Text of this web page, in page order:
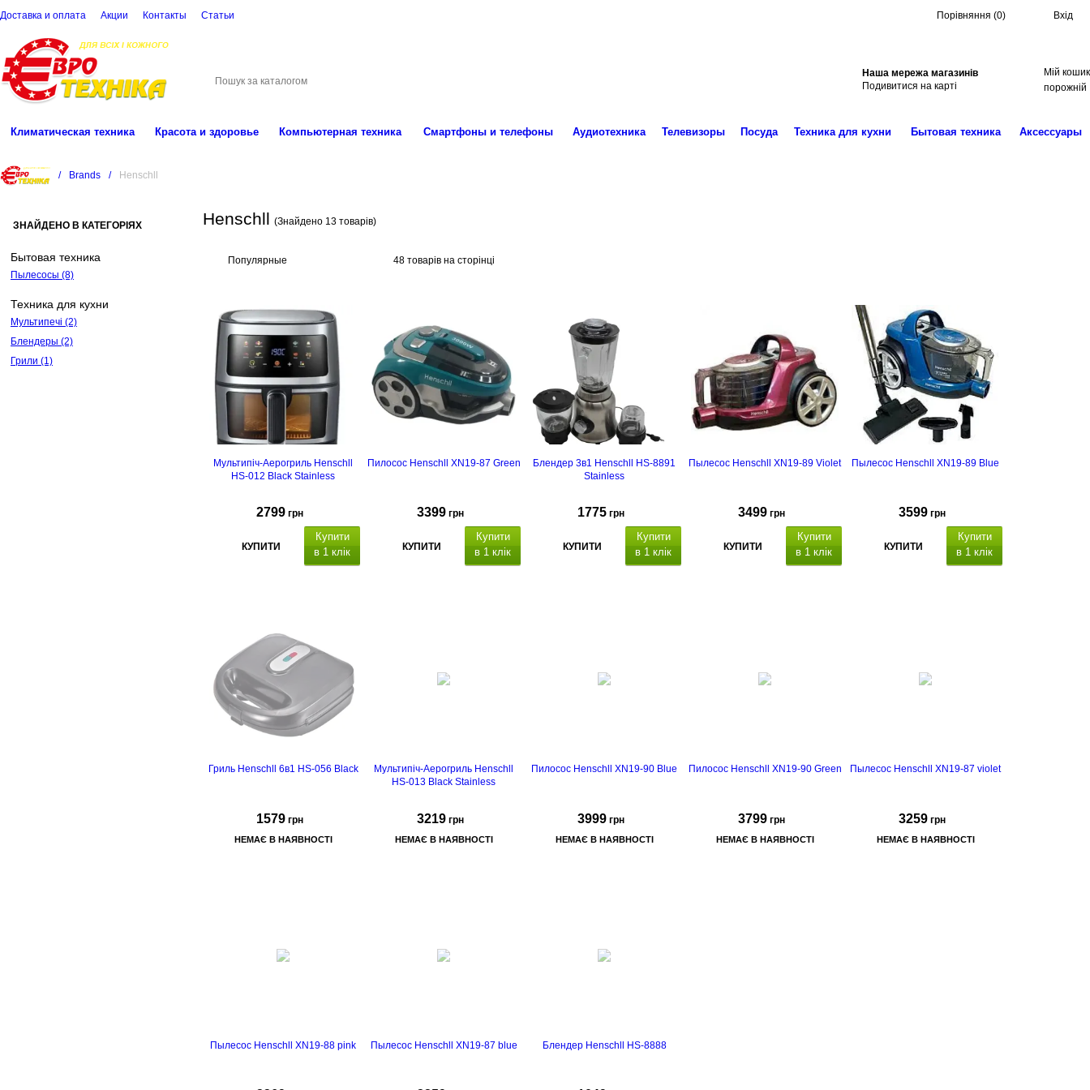
Доставка и оплата Акции Контакты Cтатьи Порівняння (0) Вхід
Наша мережа магазинів
Подивитися на карті
Мій кошик
порожній
Климатическая техника Красота и здоровье Компьютерная техника Смартфоны и телефоны Аудиотехника Телевизоры Посуда Техника для кухни Бытовая техника Аксессуары
/ Brands / Henschll
ЗНАЙДЕНО В КАТЕГОРІЯХ
Бытовая техника
Пылесосы (8)
Техника для кухни
Мультипечі (2)
Блендеры (2)
Грили (1)
Henschll (Знайдено 13 товарів)
Популярные 48 товарів на сторінці
Мультипіч-Аерогриль Henschll
HS-012 Black Stainless
2799 грн
КУПИТИ
Купити
в 1 клік
Потужність: 3200 Вт
ємність миски 8 л,
Пилосос Henschll XN19-87 Green
3399 грн
КУПИТИ
Купити
в 1 клік
Блендер 3в1 Henschll HS-8891
Stainless
1775 грн
КУПИТИ
Купити
в 1 клік
500 мл, матеріал нержавіюча
Пылесос Henschll XN19-89 Violet
3499 грн
КУПИТИ
Купити
в 1 клік
Пылесос Henschll XN19-89 Blue
3599 грн
КУПИТИ
Купити
в 1 клік
Гриль Henschll 6в1 HS-056 Black
1579 грн
НЕМАЄ В НАЯВНОСТІ
Мультипіч-Аерогриль Henschll
HS-013 Black Stainless
3219 грн
НЕМАЄ В НАЯВНОСТІ
Пилосос Henschll XN19-90 Blue
3999 грн
НЕМАЄ В НАЯВНОСТІ
Пилосос Henschll XN19-90 Green
3799 грн
НЕМАЄ В НАЯВНОСТІ
Пылесос Henschll XN19-87 violet
3259 грн
НЕМАЄ В НАЯВНОСТІ
Пылесос Henschll XN19-88 pink Пылесос Henschll XN19-87 blue Блендер Henschll HS-8888